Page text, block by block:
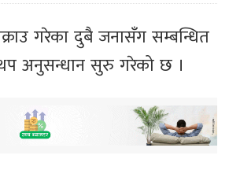
गरेका दुबै जनासँग सम्बन्धित
थप अनुसन्धान सुरु गरेको छ ।